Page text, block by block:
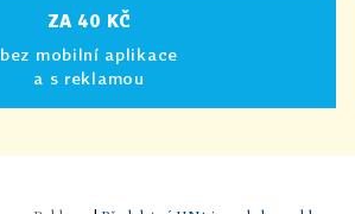
ZA 40 KČ
bez mobilní aplikace
a s reklamou